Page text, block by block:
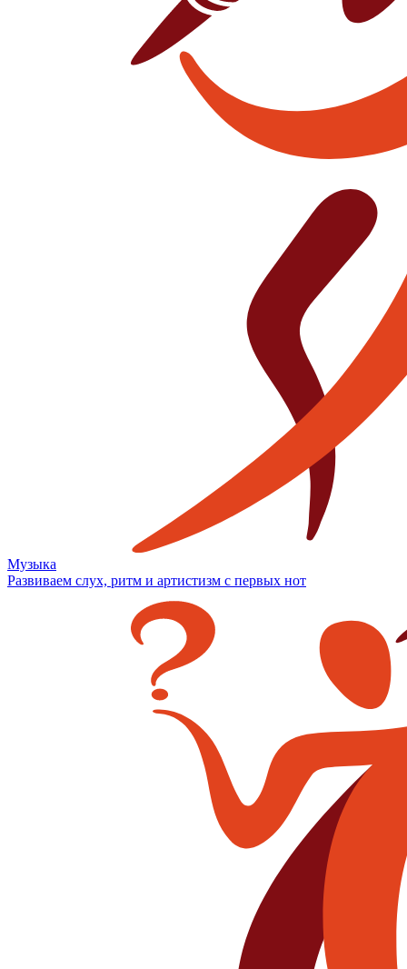
Музыка
Развиваем слух, ритм и артистизм с первых нот